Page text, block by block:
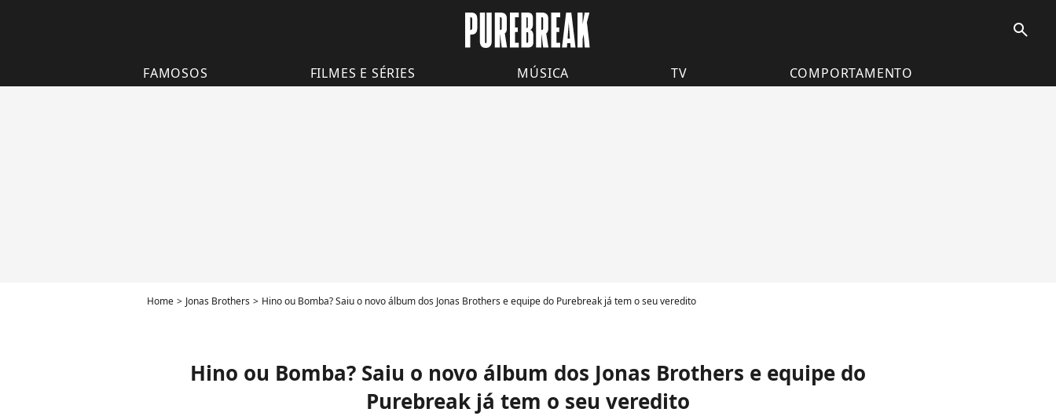
search
FAMOSOS FILMES E SÉRIES MÚSICA TV COMPORTAMENTO
Home Jonas Brothers Hino ou Bomba? Saiu o novo álbum dos Jonas Brothers e equipe do Purebreak já tem o seu veredito
Hino ou Bomba? Saiu o novo álbum dos Jonas Brothers e equipe do
Purebreak já tem o seu veredito